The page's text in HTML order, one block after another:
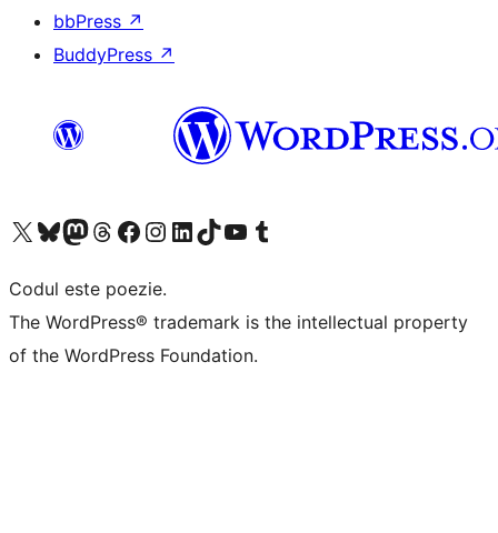
bbPress ↗
BuddyPress ↗
Mergi la contul nostru X (fost Twitter)
Vizitează contul nostru Bluesky
Vizitează contul nostru Mastodon
Vizitează contul nostru Threads
Vizitează pagina noastră Facebook
Vizitează-ne pe Instagram
Vizitează-ne pe LinkedIn
Vizitează contul nostru TikTok
Vizitează canalul nostru YouTube
Vizitează contul nostru Tumblr
Codul este poezie.
The WordPress® trademark is the intellectual property
of the WordPress Foundation.